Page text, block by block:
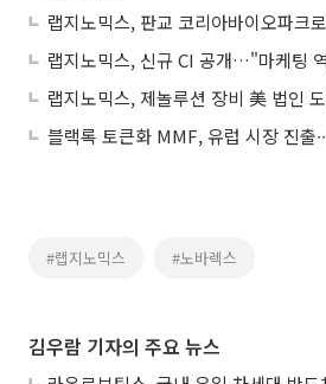
블랙록 토큰화 MMF, 유럽 시장 진출
#랩지노믹스 #노바렉스
김우람 기자의 주요 뉴스